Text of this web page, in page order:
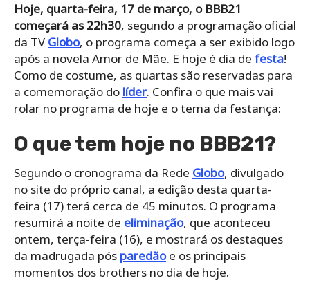
Hoje, quarta-feira, 17 de março, o BBB21
começará as 22h30, segundo a programação oficial
da TV Globo, o programa começa a ser exibido logo
após a novela Amor de Mãe. E hoje é dia de festa!
Como de costume, as quartas são reservadas para
a comemoração do líder. Confira o que mais vai
rolar no programa de hoje e o tema da festança:
O que tem hoje no BBB21?
Segundo o cronograma da Rede Globo, divulgado
no site do próprio canal, a edição desta quarta-
feira (17) terá cerca de 45 minutos. O programa
resumirá a noite de eliminação, que aconteceu
ontem, terça-feira (16), e mostrará os destaques
da madrugada pós paredãoe os principais
momentos dos brothers no dia de hoje.